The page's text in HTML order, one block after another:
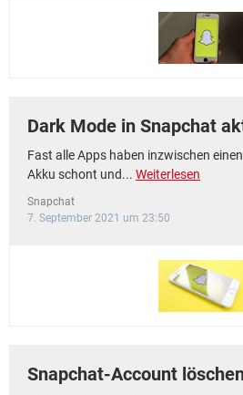
Dark Mode in Snapchat
Fast alle Apps haben inzwischen
Akku schont und... Weiterlesen
Snapchat
7. September 2021 um 23:50
Snapchat-Account